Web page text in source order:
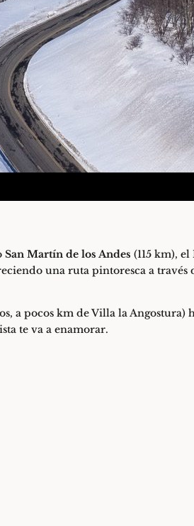
San Martín de los Andes (115 km), el
una ruta pintoresca a través
a pocos km de Villa la
te va a enamorar.